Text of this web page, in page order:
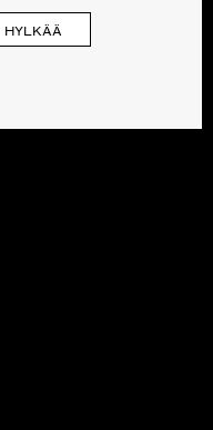
HYLKÄÄ